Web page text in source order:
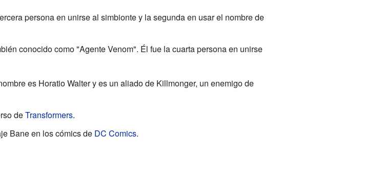
persona en unirse al simbionte y la segunda en usar el nombre de
conocido como "Agente Venom". Él fue la cuarta persona en unirse
es Horatio Walter y es un aliado de Killmonger, un enemigo de
deTransformers.
Bane en los cómics de DC Comics.